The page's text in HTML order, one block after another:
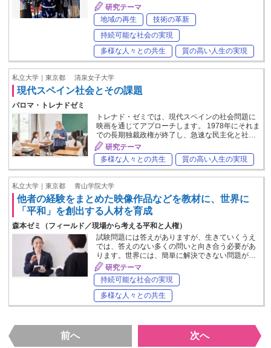
研究テーマ
地域の再生
技術の革新
持続可能な社会の実現
多様な人々との共生
質の高い人生の実現
私立大学｜東京都 清泉女子大学
現代スペイン社会とその課題
パロマ・トレナドゼミ
トレナド・ゼミでは、現代スペインの社会問題に
映画を通じてアプローチします。 1978年にそれま
での長期独裁政権が終了し、急速な民主化と社…
研究テーマ
多様な人々との共生
質の高い人生の実現
私立大学｜東京都 青山学院大学
他者の経験をまとめた映像作品などを教材に、世界に
「平和」を創出する人材を育成
森本ゼミ（フィールド／現場から考える平和と人権）
試験問題には答えがありますが、生きていくうえ
では、答えのない多くの問いと向き合う必要があ
ります。世界には、簡単に解決できない問題が…
研究テーマ
持続可能な社会の実現
多様な人々との共生
前へ 次へ